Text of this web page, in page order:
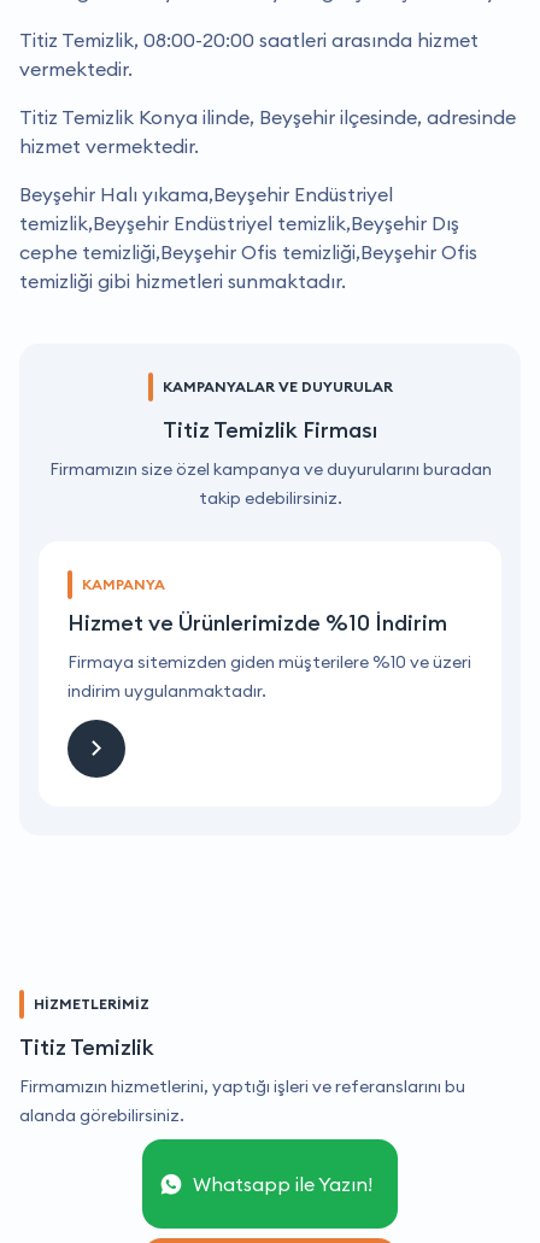
Titiz Temizlik, 08:00-20:00 saatleri arasında hizmet
vermektedir.
Titiz Temizlik Konya ilinde, Beyşehir ilçesinde, adresinde
hizmet vermektedir.
Beyşehir Halı yıkama,Beyşehir Endüstriyel
temizlik,Beyşehir Endüstriyel temizlik,Beyşehir Dış
cephe temizliği,Beyşehir Ofis temizliği,Beyşehir Ofis
temizliği gibi hizmetleri sunmaktadır.
KAMPANYALAR VE DUYURULAR
Titiz Temizlik Firması
Firmamızın size özel kampanya ve duyurularını buradan
takip edebilirsiniz.
KAMPANYA
Hizmet ve Ürünlerimizde %10 İndirim
Firmaya sitemizden giden müşterilere %10 ve üzeri
indirim uygulanmaktadır.
HİZMETLERİMİZ
Titiz Temizlik
Firmamızın hizmetlerini, yaptığı işleri ve referanslarını bu
alanda görebilirsiniz.
Whatsapp ile Yazın!